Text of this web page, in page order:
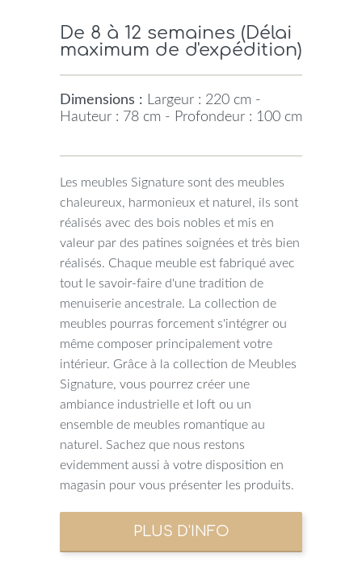
De 8 à 12 semaines (Délai
maximum de d'expédition)
Dimensions : Largeur : 220 cm -
Hauteur : 78 cm - Profondeur : 100 cm
Les meubles Signature sont des meubles
chaleureux, harmonieux et naturel, ils sont
réalisés avec des bois nobles et mis en
valeur par des patines soignées et très bien
réalisés. Chaque meuble est fabriqué avec
tout le savoir-faire d'une tradition de
menuiserie ancestrale. La collection de
meubles pourras forcement s'intégrer ou
même composer principalement votre
intérieur. Grâce à la collection de Meubles
Signature, vous pourrez créer une
ambiance industrielle et loft ou un
ensemble de meubles romantique au
naturel. Sachez que nous restons
evidemment aussi à votre disposition en
magasin pour vous présenter les produits.